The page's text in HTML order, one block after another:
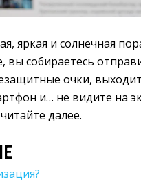
яркая и солнечная
вы собираетесь
очки,
и… не видите на
далее.